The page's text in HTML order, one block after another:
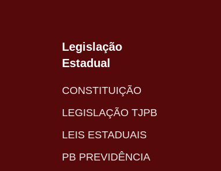
Legislação
Estadual
CONSTITUIÇÃO
LEGISLAÇÃO TJPB
LEIS ESTADUAIS
PB PREVIDÊNCIA